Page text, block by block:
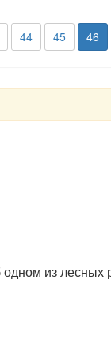
44 45 46
из